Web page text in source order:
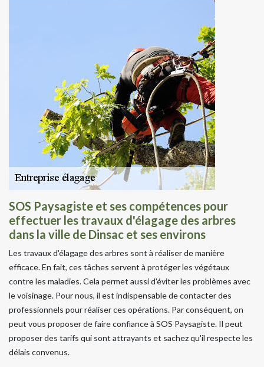
SOS Paysagiste et ses compétences pour
effectuer les travaux d'élagage des arbres
dans la ville de Dinsac et ses environs
Les travaux d'élagage des arbres sont à réaliser de manière
efficace. En fait, ces tâches servent à protéger les végétaux
contre les maladies. Cela permet aussi d'éviter les problèmes avec
le voisinage. Pour nous, il est indispensable de contacter des
professionnels pour réaliser ces opérations. Par conséquent, on
peut vous proposer de faire confiance à SOS Paysagiste. Il peut
proposer des tarifs qui sont attrayants et sachez qu'il respecte les
délais convenus.